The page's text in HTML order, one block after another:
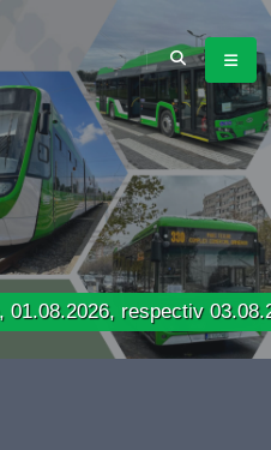
respectiv 03.08.2026